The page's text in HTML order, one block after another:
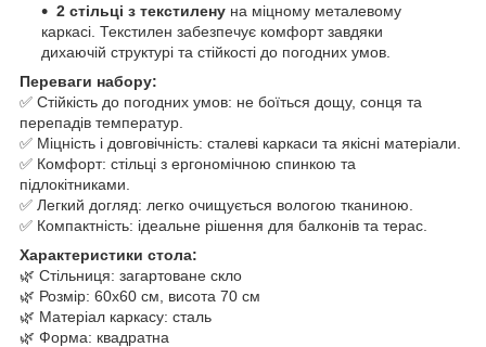
2 стільці з текстилену на міцному металевому
каркасі. Текстилен забезпечує комфорт завдяки
дихаючій структурі та стійкості до погодних умов.
Переваги набору:
✅ Стійкість до погодних умов: не боїться дощу, сонця та
перепадів температур.
✅ Міцність і довговічність: сталеві каркаси та якісні матеріали.
✅ Комфорт: стільці з ергономічною спинкою та
підлокітниками.
✅ Легкий догляд: легко очищується вологою тканиною.
✅ Компактність: ідеальне рішення для балконів та терас.
Характеристики стола:
🌿 Стільниця: загартоване скло
🌿 Розмір: 60x60 см, висота 70 см
🌿 Матеріал каркасу: сталь
🌿 Форма: квадратна